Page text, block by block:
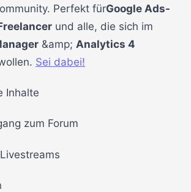
Perfekt fürGoogle Ads-
und alle, die sich im
&amp; Analytics 4
Sei dabei!
Inhalte
zum Forum